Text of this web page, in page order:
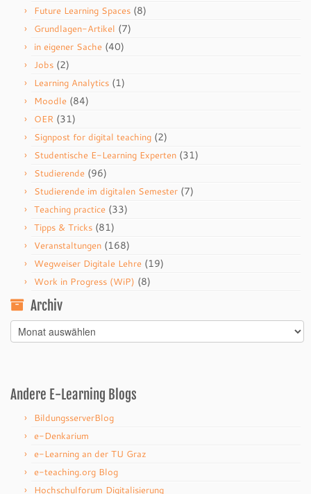
Future Learning Spaces (8)
Grundlagen-Artikel (7)
in eigener Sache (40)
Jobs (2)
Learning Analytics (1)
Moodle (84)
OER (31)
Signpost for digital teaching (2)
Studentische E-Learning Experten (31)
Studierende (96)
Studierende im digitalen Semester (7)
Teaching practice (33)
Tipps & Tricks (81)
Veranstaltungen (168)
Wegweiser Digitale Lehre (19)
Work in Progress (WiP) (8)
Archiv
Archiv
Andere E-Learning Blogs
BildungsserverBlog
e-Denkarium
e-Learning an der TU Graz
e-teaching.org Blog
Hochschulforum Digitalisierung